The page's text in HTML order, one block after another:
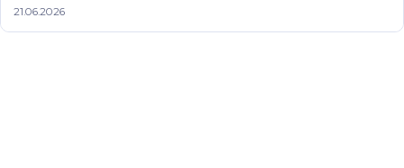
21.06.2026